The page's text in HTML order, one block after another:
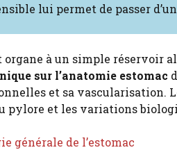
lui permet de passer
à un simple réservoir
sur l’anatomie estomac
et sa vascularisation.
pylore et les variations
générale de l’estomac